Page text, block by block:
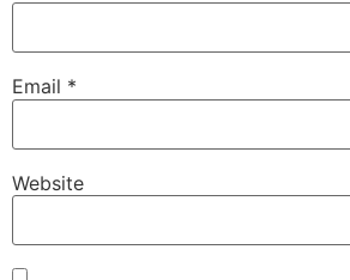
Email *
Website